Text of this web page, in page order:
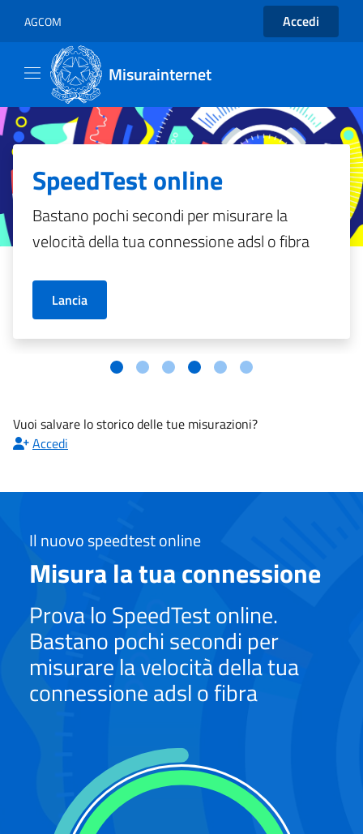
AGCOM Accedi
Misurainternet
SpeedTest online
Bastano pochi secondi per misurare la
velocità della tua connessione adsl o fibra
Lancia
Vuoi salvare lo storico delle tue misurazioni?
Accedi
Il nuovo speedtest online
Misura la tua connessione
Prova lo SpeedTest online.
Bastano pochi secondi per
misurare la velocità della tua
connessione adsl o fibra